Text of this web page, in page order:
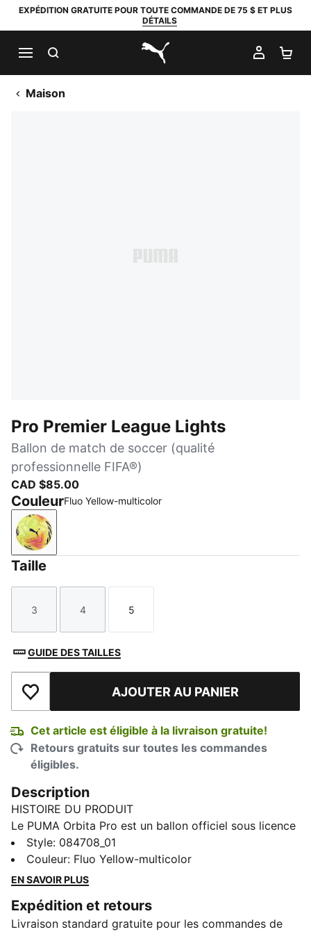
EXPÉDITION GRATUITE POUR TOUTE COMMANDE DE 75 $ ET PLUS
DÉTAILS
PUMA.com
MON
Maison
Pro Premier League Lights
Ballon de match de soccer (qualité
professionnelle FIFA®)
CAD $85.00
CouleurFluo Yellow-multicolor
Fluo Yellow-multicolor
Taille
Taille
3
Taille
4
Taille
5
GUIDE DES TAILLES
Ajouter à la liste de souhaits
AJOUTER AU PANIER
Cet article est éligible à la livraison gratuite!
Retours gratuits sur toutes les commandes
éligibles.
Description
HISTOIRE DU PRODUIT
Le PUMA Orbita Pro est un ballon officiel sous licence
Premier League 25/26. Inspirée des nuits électrisantes
sous les lumières, cette version haute visibilité est
conçue pour se démarquer. Doté de 12 panneaux
fréquence offrant une durabilité à long terme et un
toucher doux par tous les temps, il est conçu pour
Style: 084708_01
Couleur: Fluo Yellow-multicolor
EN SAVOIR PLUS
Expédition et retours
Livraison standard gratuite pour les commandes de